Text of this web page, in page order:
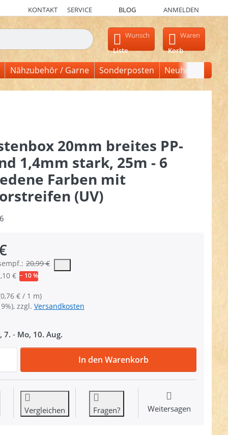
KONTAKT SERVICE BLOG ANMELDEN
erscheinen automatisch erste Ergebnisse. Drücken Sie die
Wunsch
Liste
Waren
Korb
Nähzubehör / Garne Sonderposten Neuheiten
20mm breites PP-
1,4mm stark, 25m - 6
Farben mit
(UV)
20,99 €
vorgeschlagene oder empfohlene Verkaufspreis eines
€ − 10 %
€ / 1 m)
zzgl. Versandkosten
7. - Mo, 10. Aug.
Restpostenbox 20mm breites PP-Gurtband 1,4mm stark,
In den Warenkorb
Vergleichen Fragen? Weitersagen